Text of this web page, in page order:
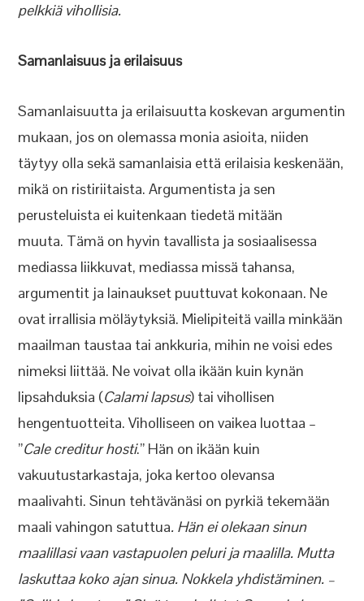
pelkkiä vihollisia.
Samanlaisuus ja erilaisuus
Samanlaisuutta ja erilaisuutta koskevan argumentin
mukaan, jos on olemassa monia asioita, niiden
täytyy olla sekä samanlaisia että erilaisia keskenään,
mikä on ristiriitaista. Argumentista ja sen
perusteluista ei kuitenkaan tiedetä mitään
muuta. Tämä on hyvin tavallista ja sosiaalisessa
mediassa liikkuvat, mediassa missä tahansa,
argumentit ja lainaukset puuttuvat kokonaan. Ne
ovat irrallisia möläytyksiä. Mielipiteitä vailla minkään
maailman taustaa tai ankkuria, mihin ne voisi edes
nimeksi liittää. Ne voivat olla ikään kuin kynän
lipsahduksia (Calami lapsus) tai vihollisen
hengentuotteita. Viholliseen on vaikea luottaa –
”Cale creditur hosti.” Hän on ikään kuin
vakuutustarkastaja, joka kertoo olevansa
maalivahti. Sinun tehtävänäsi on pyrkiä tekemään
maali vahingon satuttua. Hän ei olekaan sinun
maalillasi vaan vastapuolen peluri ja maalilla. Mutta
laskuttaa koko ajan sinua. Nokkela yhdistäminen. –